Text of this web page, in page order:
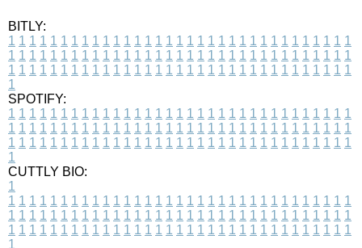
BITLY:
1 1 1 1 1 1 1 1 1 1 1 1 1 1 1 1 1 1 1 1 1 1 1 1 1 1 1 1 1 1 1 1 1
1 1 1 1 1 1 1 1 1 1 1 1 1 1 1 1 1 1 1 1 1 1 1 1 1 1 1 1 1 1 1 1 1
1 1 1 1 1 1 1 1 1 1 1 1 1 1 1 1 1 1 1 1 1 1 1 1 1 1 1 1 1 1 1 1 1
1
SPOTIFY:
1 1 1 1 1 1 1 1 1 1 1 1 1 1 1 1 1 1 1 1 1 1 1 1 1 1 1 1 1 1 1 1 1
1 1 1 1 1 1 1 1 1 1 1 1 1 1 1 1 1 1 1 1 1 1 1 1 1 1 1 1 1 1 1 1 1
1 1 1 1 1 1 1 1 1 1 1 1 1 1 1 1 1 1 1 1 1 1 1 1 1 1 1 1 1 1 1 1 1
1
CUTTLY BIO:
1
1 1 1 1 1 1 1 1 1 1 1 1 1 1 1 1 1 1 1 1 1 1 1 1 1 1 1 1 1 1 1 1 1
1 1 1 1 1 1 1 1 1 1 1 1 1 1 1 1 1 1 1 1 1 1 1 1 1 1 1 1 1 1 1 1 1
1 1 1 1 1 1 1 1 1 1 1 1 1 1 1 1 1 1 1 1 1 1 1 1 1 1 1 1 1 1 1 1 1
1